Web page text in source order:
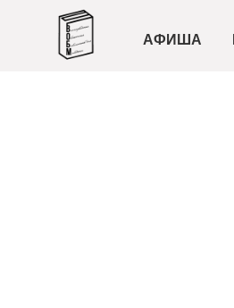
АФИША